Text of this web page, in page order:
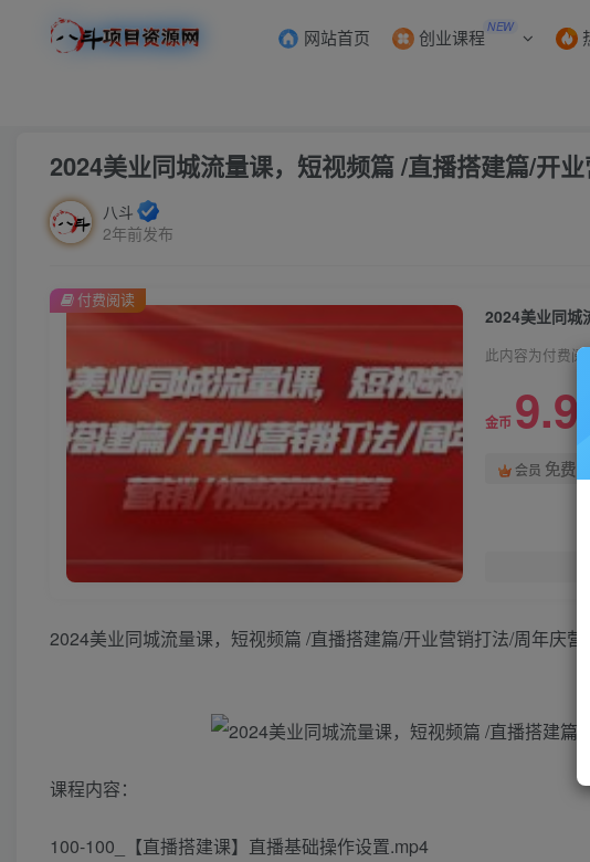
网站首页 创业课程 NEW
2024美业同城流量课，短视频篇 /直播搭建篇/开
八斗
2年前发布
2024美业同城
此内容为付费阅
金币 9.9
会员 免费
付费阅读
2024美业同城流量课，短视频篇 /直播搭建篇/开业营销打法/周年庆
课程内容：
100-100_【直播搭建课】直播基础操作设置.mp4